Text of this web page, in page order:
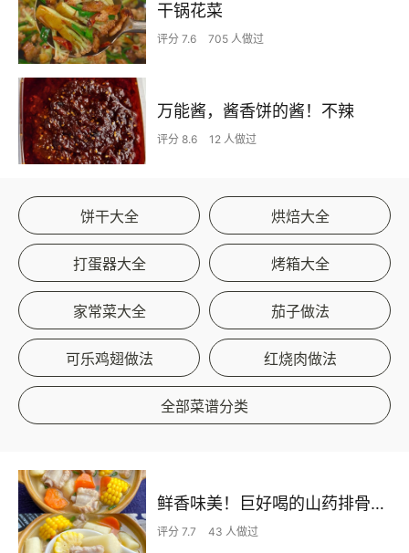
干锅花菜
评分 7.6 705 人做过
万能酱，酱香饼的酱！不辣
评分 8.6 12 人做过
饼干大全 烘焙大全
打蛋器大全 烤箱大全
家常菜大全 茄子做法
可乐鸡翅做法 红烧肉做法
全部菜谱分类
鲜香味美！巨好喝的山药排骨汤！！
评分 7.7 43 人做过